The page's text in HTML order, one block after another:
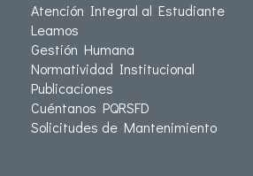
Atención Integral al Estudiante
Leamos
Gestión Humana
Normatividad Institucional
Publicaciones
Cuéntanos PQRSFD
Solicitudes de Mantenimiento